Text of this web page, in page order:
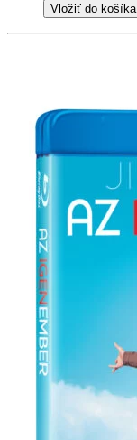
Vložiť do košíka